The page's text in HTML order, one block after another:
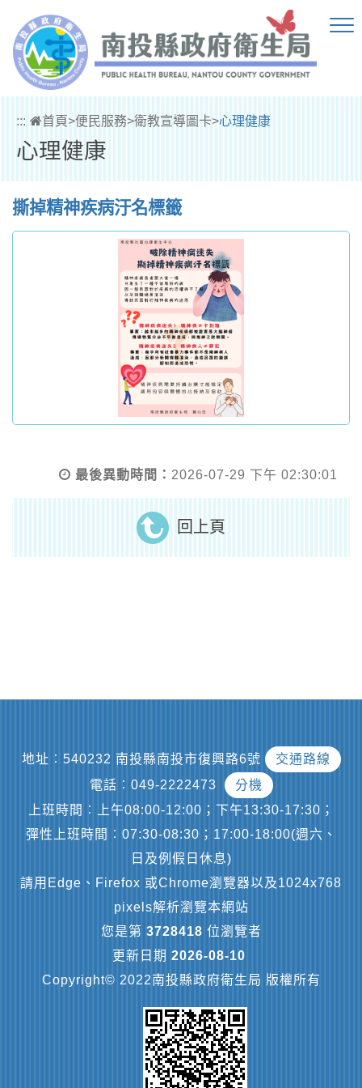
::: 首頁>便民服務>衛教宣導圖卡>心理健康
心理健康
撕掉精神疾病汙名標籤
最後異動時間： 2026-07-29 下午 02:30:01
回上頁
地址︰540232 南投縣南投市復興路6號
交通路線
電話︰049-2222473
分機
上班時間︰上午08:00-12:00；下午13:30-17:30；
彈性上班時間︰07:30-08:30；17:00-18:00(週六、
日及例假日休息)
請用Edge、Firefox 或Chrome瀏覽器以及1024x768
pixels解析瀏覽本網站
您是第 3728418 位瀏覽者
更新日期 2026-08-10
Copyright© 2022南投縣政府衛生局 版權所有